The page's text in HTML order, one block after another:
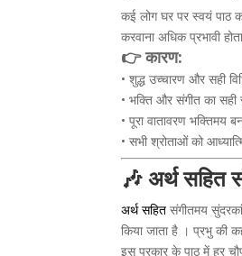
कई लोग घर पर स्वयं पाठ
करवाना अधिक प्रभावी
👉 कारण:
• शुद्ध उच्चारण और सही
• भक्ति और संगीत का
• पूरा वातावरण भक्तिमय
• सभी श्रोताओं को
🎶 अर्थ सहित
अर्थ सहित संगीतमय
किया जाता है । प्रभु की
इस प्रकार के पाठ में हर